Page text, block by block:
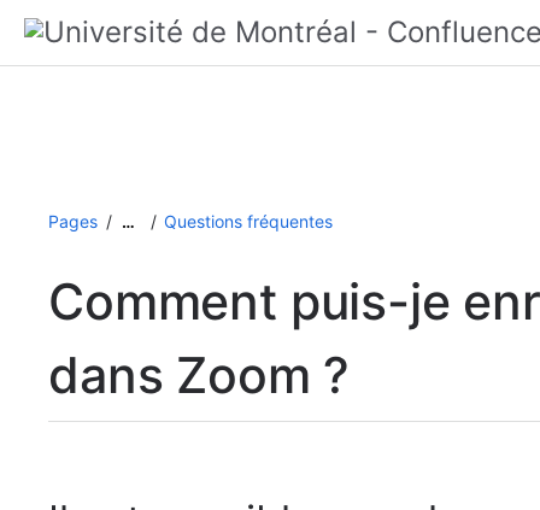
Pages … Questions fréquentes
Comment puis-je
dans Zoom ?